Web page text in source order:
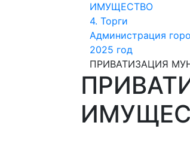
тебя
ИМУЩЕСТВО
4. Торги
Администрация
2025 год
ПРИВАТИЗАЦИЯ